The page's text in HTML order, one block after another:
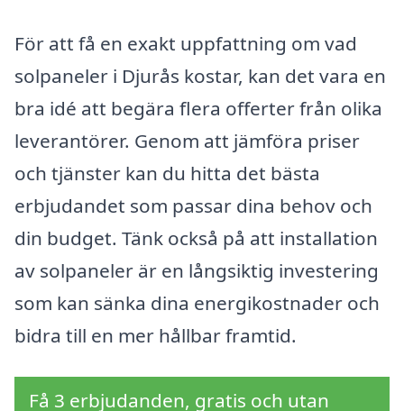
För att få en exakt uppfattning om vad
solpaneler i Djurås kostar, kan det vara en
bra idé att begära flera offerter från olika
leverantörer. Genom att jämföra priser
och tjänster kan du hitta det bästa
erbjudandet som passar dina behov och
din budget. Tänk också på att installation
av solpaneler är en långsiktig investering
som kan sänka dina energikostnader och
bidra till en mer hållbar framtid.
Få 3 erbjudanden, gratis och utan